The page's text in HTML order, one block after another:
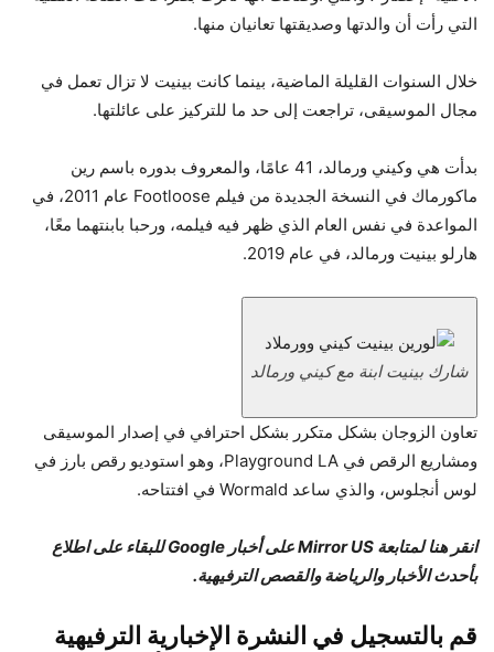
التي رأت أن والدتها وصديقتها تعانيان منها.
خلال السنوات القليلة الماضية، بينما كانت بينيت لا تزال تعمل في
مجال الموسيقى، تراجعت إلى حد ما للتركيز على عائلتها.
بدأت هي وكيني ورمالد، 41 عامًا، والمعروف بدوره باسم رين
ماكورماك في النسخة الجديدة من فيلم Footloose عام 2011، في
المواعدة في نفس العام الذي ظهر فيه فيلمه، ورحبا بابنتهما معًا،
هارلو بينيت ورمالد، في عام 2019.
شارك بينيت ابنة مع كيني ورمالد
تعاون الزوجان بشكل متكرر بشكل احترافي في إصدار الموسيقى
ومشاريع الرقص في Playground LA، وهو استوديو رقص بارز في
لوس أنجلوس، والذي ساعد Wormald في افتتاحه.
انقر هنا
لمتابعة Mirror US على أخبار Google للبقاء على اطلاع
بأحدث الأخبار والرياضة والقصص الترفيهية.
قم بالتسجيل في النشرة الإخبارية الترفيهية